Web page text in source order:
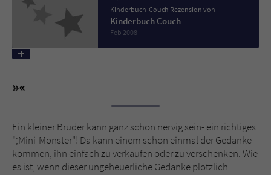
Kinderbuch-Couch Rezension von
Kinderbuch Couch
Feb 2008
Ein kleiner Bruder kann ganz schön nervig sein- ein richtiges
";Mini-Monster"! Da kann einem schon einmal der Gedanke
kommen, ihn einfach zu verkaufen oder zu verschenken. Wie
es ist, wenn dieser ungeheuerliche Gedanke plötzlich
tx_pwcomments_ahash
Anbieter
Name fe_typo_user